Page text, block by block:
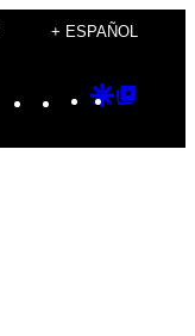
+ ESPAÑOL
Instagram
TikTok
YouTube
Google